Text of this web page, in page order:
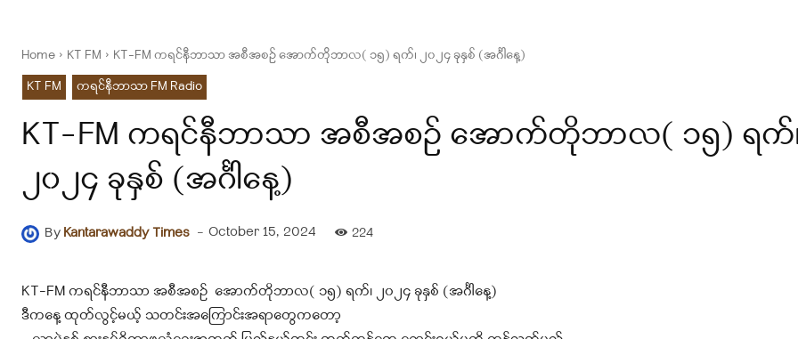
Home KT FM
KT-FM ကရင်နီဘာသာ အစီအစဉ် အောက်တိုဘာလ( ၁၅) ရက်၊ ၂၀၂၄ ခုနှစ် (အင်္ဂါနေ့)
KT FM
ကရင်နီဘာသာ FM Radio
KT-FM ကရင်နီဘာသာ အစီအစဉ် အောက်တိုဘာလ( ၁၅) ရက်
၂၀၂၄ ခုနှစ် (အင်္ဂါနေ့)
ByKantarawaddy Times - October 15, 2024 224
KT-FM ကရင်နီဘာသာ အစီအစဉ် အောက်တိုဘာလ( ၁၅) ရက်၊ ၂၀၂၄ ခုနှစ် (အင်္ဂါနေ့)
ဒီကနေ့ ထုတ်လွင့်မယ့် သတင်းအကြောင်းအရာတွေကတော့